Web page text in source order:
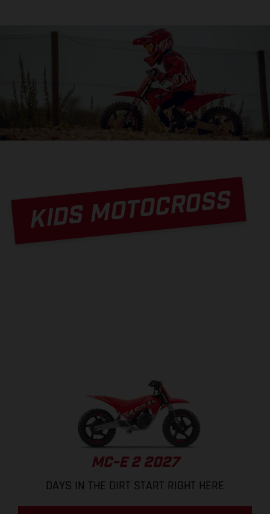
KIDS MOTOCROSS
MC-E 2 2027
DAYS IN THE DIRT START RIGHT HERE